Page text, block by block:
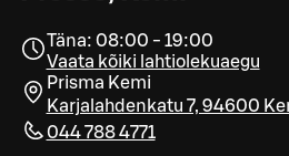
Täna: 08:00 - 19:00
Vaata kõiki lahtiolekuaegu
Prisma Kemi
Karjalahdenkatu 7, 94600
044 788 4771